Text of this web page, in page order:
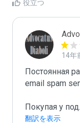
役立つ
14年
Постоянная
email spam
Покупая у под
翻訳を表示